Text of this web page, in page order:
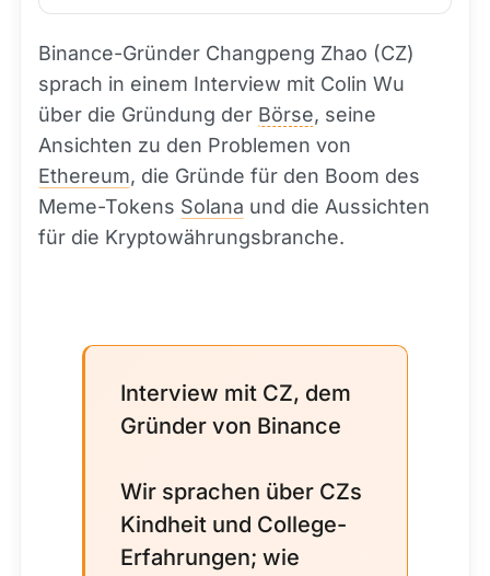
Binance-Gründer Changpeng Zhao (CZ)
sprach in einem Interview mit Colin Wu
über die Gründung der Börse, seine
Ansichten zu den Problemen von
Ethereum, die Gründe für den Boom des
Meme-Tokens Solana und die Aussichten
für die Kryptowährungsbranche.
Interview mit CZ, dem
Gründer von Binance
Wir sprachen über CZs
Kindheit und College-
Erfahrungen; wie